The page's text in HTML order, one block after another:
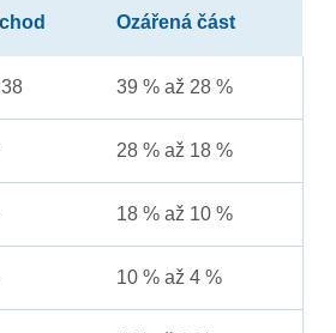
Ozářená část
39 % až 28 %
28 % až 18 %
18 % až 10 %
10 % až 4 %